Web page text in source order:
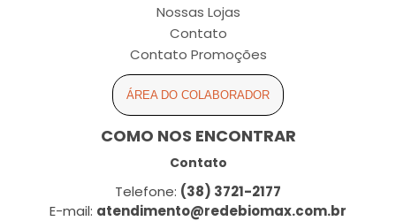
Nossas Lojas
Contato
Contato Promoções
ÁREA DO COLABORADOR
COMO NOS ENCONTRAR
Contato
Telefone: (38) 3721-2177
E-mail: atendimento@redebiomax.com.br